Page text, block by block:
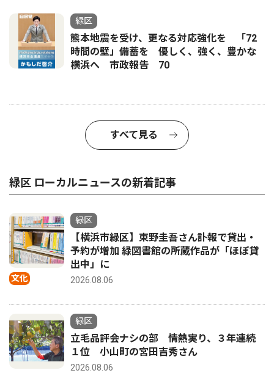
緑区
熊本地震を受け、更なる対応強化を 「72
時間の壁」備蓄を 優しく、強く、豊かな
横浜へ 市政報告 70
すべて見る
緑区 ローカルニュースの新着記事
文化
緑区
【横浜市緑区】東野圭吾さん訃報で貸出・
予約が増加 緑図書館の所蔵作品が「ほぼ貸
出中」に
2026.08.06
緑区
立毛品評会ナシの部 情熱実り、３年連続
１位 小山町の宮田吉秀さん
2026.08.06